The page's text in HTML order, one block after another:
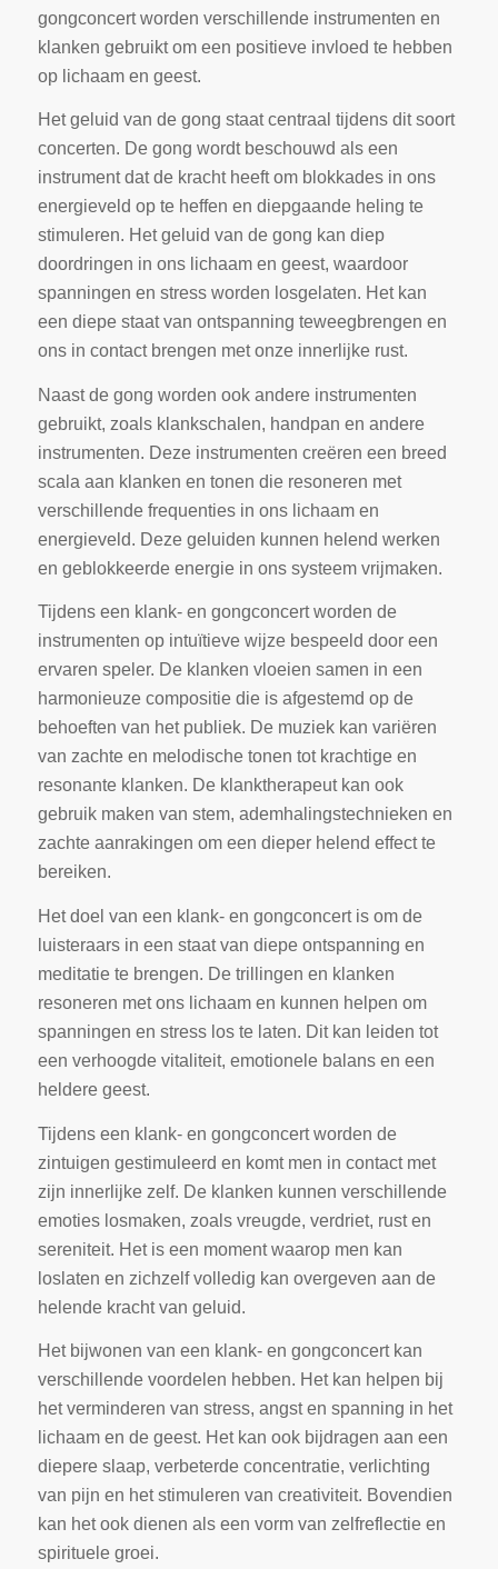
gongconcert worden verschillende instrumenten en
klanken gebruikt om een positieve invloed te hebben
op lichaam en geest.
Het geluid van de gong staat centraal tijdens dit soort
concerten. De gong wordt beschouwd als een
instrument dat de kracht heeft om blokkades in ons
energieveld op te heffen en diepgaande heling te
stimuleren. Het geluid van de gong kan diep
doordringen in ons lichaam en geest, waardoor
spanningen en stress worden losgelaten. Het kan
een diepe staat van ontspanning teweegbrengen en
ons in contact brengen met onze innerlijke rust.
Naast de gong worden ook andere instrumenten
gebruikt, zoals klankschalen, handpan en andere
instrumenten. Deze instrumenten creëren een breed
scala aan klanken en tonen die resoneren met
verschillende frequenties in ons lichaam en
energieveld. Deze geluiden kunnen helend werken
en geblokkeerde energie in ons systeem vrijmaken.
Tijdens een klank- en gongconcert worden de
instrumenten op intuïtieve wijze bespeeld door een
ervaren speler. De klanken vloeien samen in een
harmonieuze compositie die is afgestemd op de
behoeften van het publiek. De muziek kan variëren
van zachte en melodische tonen tot krachtige en
resonante klanken. De klanktherapeut kan ook
gebruik maken van stem, ademhalingstechnieken en
zachte aanrakingen om een dieper helend effect te
bereiken.
Het doel van een klank- en gongconcert is om de
luisteraars in een staat van diepe ontspanning en
meditatie te brengen. De trillingen en klanken
resoneren met ons lichaam en kunnen helpen om
spanningen en stress los te laten. Dit kan leiden tot
een verhoogde vitaliteit, emotionele balans en een
heldere geest.
Tijdens een klank- en gongconcert worden de
zintuigen gestimuleerd en komt men in contact met
zijn innerlijke zelf. De klanken kunnen verschillende
emoties losmaken, zoals vreugde, verdriet, rust en
sereniteit. Het is een moment waarop men kan
loslaten en zichzelf volledig kan overgeven aan de
helende kracht van geluid.
Het bijwonen van een klank- en gongconcert kan
verschillende voordelen hebben. Het kan helpen bij
het verminderen van stress, angst en spanning in het
lichaam en de geest. Het kan ook bijdragen aan een
diepere slaap, verbeterde concentratie, verlichting
van pijn en het stimuleren van creativiteit. Bovendien
kan het ook dienen als een vorm van zelfreflectie en
spirituele groei.